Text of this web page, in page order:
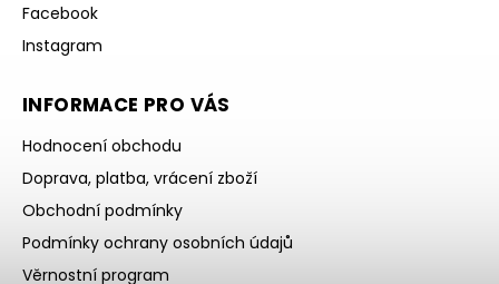
Facebook
Instagram
INFORMACE PRO VÁS
Hodnocení obchodu
Doprava, platba, vrácení zboží
Obchodní podmínky
Podmínky ochrany osobních údajů
Věrnostní program